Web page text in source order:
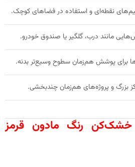
نقطه‌ای و استفاده در فضاهای کوچک.
مانند درب، گلگیر یا صندوق خودرو.
برای پوشش هم‌زمان سطوح وسیع‌تر بدنه.
بزرگ و پروژه‌های هم‌زمان چندبخشی.
رنگ مادون قرمز